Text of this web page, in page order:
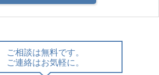
ご相談は無料です。
ご連絡はお気軽に。